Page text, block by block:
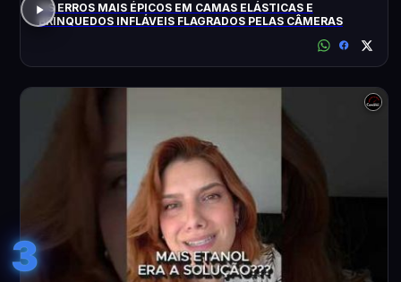
OS ERROS MAIS ÉPICOS EM CAMAS ELÁSTICAS E
BRINQUEDOS INFLÁVEIS FLAGRADOS PELAS CÂMERAS
3